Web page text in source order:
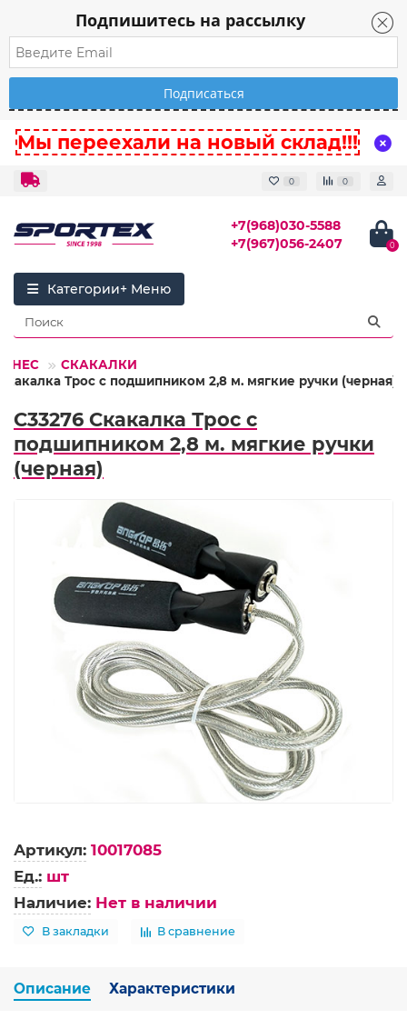
Подпишитесь на рассылку
Мы переехали на новый склад!!!
0 0
+7(968)030-5588
+7(967)056-2407
0
Категории
СКАКАЛКИ
Трос с подшипником 2,8 м. мягкие ручки (черная)
C33276 Скакалка Трос с
подшипником 2,8 м. мягкие ручки
(черная)
Артикул: 10017085
Ед.: шт
Наличие: Нет в наличии
В закладки В сравнение
Описание Характеристики